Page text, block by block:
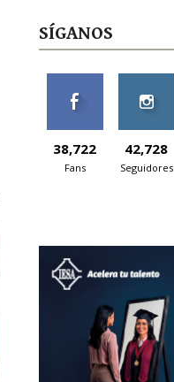
SÍGANOS
38,722
Fans
42,728
Seguidores